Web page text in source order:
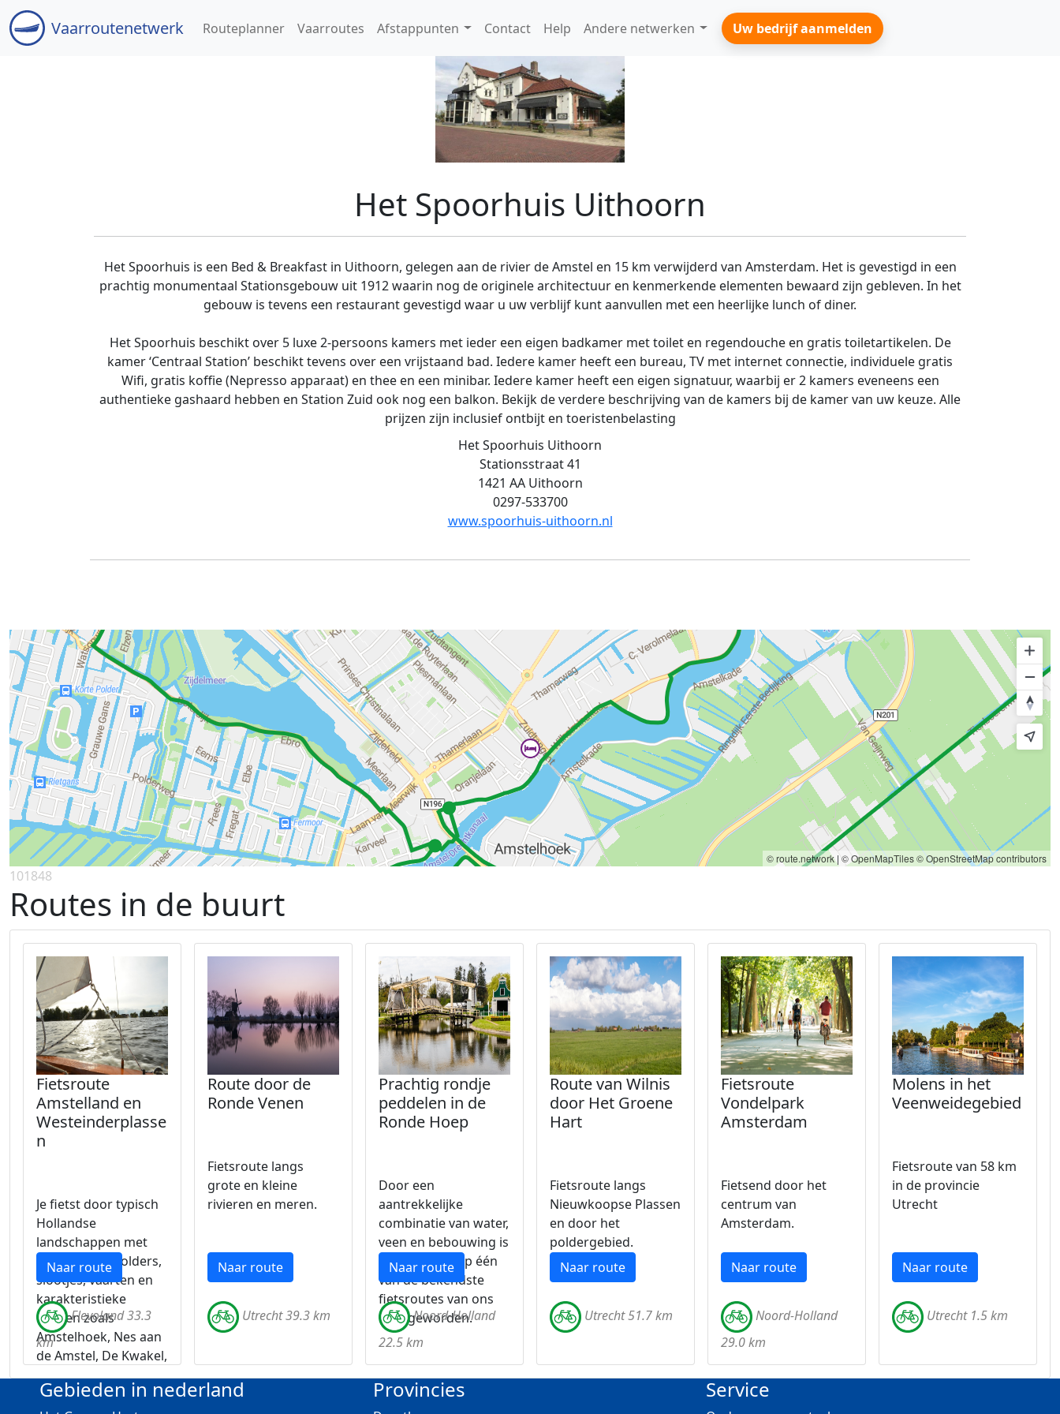
Vaarroutenetwerk Routeplanner Vaarroutes Afstappunten Contact Help Andere netwerken Uw bedrijf aanmelden
Het Spoorhuis Uithoorn
Het Spoorhuis is een Bed & Breakfast in Uithoorn, gelegen aan de rivier de Amstel en 15 km verwijderd van Amsterdam. Het is gevestigd in een
prachtig monumentaal Stationsgebouw uit 1912 waarin nog de originele architectuur en kenmerkende elementen bewaard zijn gebleven. In het
gebouw is tevens een restaurant gevestigd waar u uw verblijf kunt aanvullen met een heerlijke lunch of diner.
Het Spoorhuis beschikt over 5 luxe 2-persoons kamers met ieder een eigen badkamer met toilet en regendouche en gratis toiletartikelen. De
kamer ‘Centraal Station’ beschikt tevens over een vrijstaand bad. Iedere kamer heeft een bureau, TV met internet connectie, individuele gratis
Wifi, gratis koffie (Nepresso apparaat) en thee en een minibar. Iedere kamer heeft een eigen signatuur, waarbij er 2 kamers eveneens een
authentieke gashaard hebben en Station Zuid ook nog een balkon. Bekijk de verdere beschrijving van de kamers bij de kamer van uw keuze. Alle
prijzen zijn inclusief ontbijt en toeristenbelasting
Het Spoorhuis Uithoorn
Stationsstraat 41
1421 AA Uithoorn
0297-533700
www.spoorhuis-uithoorn.nl
© route.network| © OpenMapTiles© OpenStreetMap contributors
101848
Routes in de buurt
Fietsroute
Amstelland en
Westeinderplasse
n
Je fietst door typisch
Hollandse
landschappen met
uitgestrekte polders,
slootjes, vaarten en
karakteristieke
dorpen zoals
Amstelhoek, Nes aan
de Amstel, De Kwakel,
Aalsmeer en
Amstelveen.
Naar route
Flevoland 33.3
km
Route door de
Ronde Venen
Fietsroute langs
grote en kleine
rivieren en meren.
Naar route
Utrecht 39.3 km
Prachtig rondje
peddelen in de
Ronde Hoep
Door een
aantrekkelijke
combinatie van water,
veen en bebouwing is
De Ronde Hoep één
van de bekendste
fietsroutes van ons
land geworden.
Naar route
Noord-Holland
22.5 km
Route van Wilnis
door Het Groene
Hart
Fietsroute langs
Nieuwkoopse Plassen
en door het
poldergebied.
Naar route
Utrecht 51.7 km
Fietsroute
Vondelpark
Amsterdam
Fietsend door het
centrum van
Amsterdam.
Naar route
Noord-Holland
29.0 km
Molens in het
Veenweidegebied
Fietsroute van 58 km
in de provincie
Utrecht
Naar route
Utrecht 1.5 km
Gebieden in nederland Provincies Service